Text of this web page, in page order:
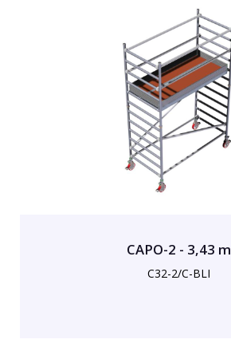
CAPO-2 - 3,43 m
C32-2/C-BLI